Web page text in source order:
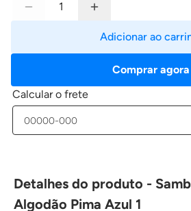
Comprar agora
Adicionar ao
Calcular o frete
Detalhes do produto -
Algodão Pima Azul 1